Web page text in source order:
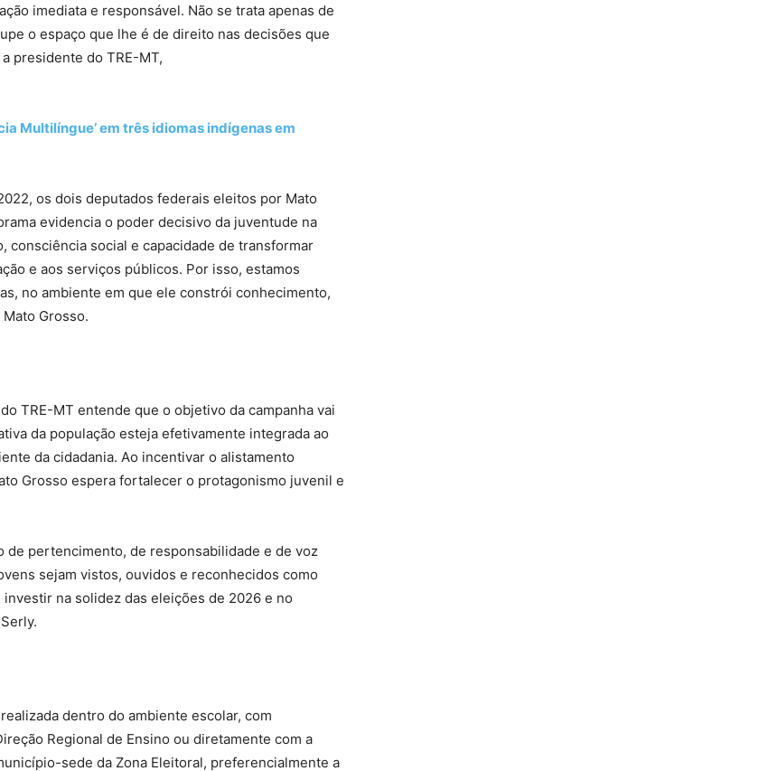
imediata e responsável. Não se trata apenas de
o espaço que lhe é de direito nas decisões que
presidente do TRE-MT,
Multilíngue’ em três idiomas indígenas em
os dois deputados federais eleitos por Mato
evidencia o poder decisivo da juventude na
consciência social e capacidade de transformar
e aos serviços públicos. Por isso, estamos
no ambiente em que ele constrói conhecimento,
Grosso.
TRE-MT entende que o objetivo da campanha vai
da população esteja efetivamente integrada ao
da cidadania. Ao incentivar o alistamento
Grosso espera fortalecer o protagonismo juvenil e
de pertencimento, de responsabilidade e de voz
sejam vistos, ouvidos e reconhecidos como
na solidez das eleições de 2026 e no
dentro do ambiente escolar, com
Regional de Ensino ou diretamente com a
sede da Zona Eleitoral, preferencialmente a